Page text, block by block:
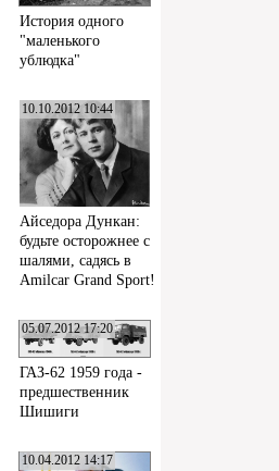
История одного
"маленького
ублюдка"
10.10.2012 10:44
Айседора Дункан:
будьте осторожнее с
шалями, садясь в
Amilcar Grand Sport!
05.07.2012 17:20
ГАЗ-62 1959 года -
предшественник
Шишиги
10.04.2012 14:17